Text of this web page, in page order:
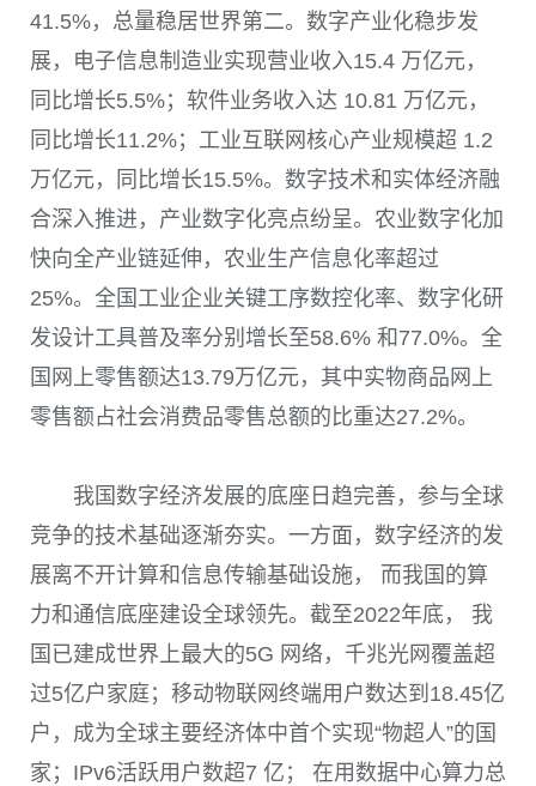
41.5%，总量稳居世界第二。数字产业化稳步发
展，电子信息制造业实现营业收入15.4 万亿元，
同比增长5.5%；软件业务收入达 10.81 万亿元，
同比增长11.2%；工业互联网核心产业规模超 1.2
万亿元，同比增长15.5%。数字技术和实体经济融
合深入推进，产业数字化亮点纷呈。农业数字化加
快向全产业链延伸，农业生产信息化率超过
25%。全国工业企业关键工序数控化率、数字化研
发设计工具普及率分别增长至58.6% 和77.0%。全
国网上零售额达13.79万亿元，其中实物商品网上
零售额占社会消费品零售总额的比重达27.2%。
我国数字经济发展的底座日趋完善，参与全球
竞争的技术基础逐渐夯实。一方面，数字经济的发
展离不开计算和信息传输基础设施， 而我国的算
力和通信底座建设全球领先。截至2022年底， 我
国已建成世界上最大的5G 网络，千兆光网覆盖超
过5亿户家庭；移动物联网终端用户数达到18.45亿
户，成为全球主要经济体中首个实现“物超人”的国
家；IPv6活跃用户数超7 亿； 在用数据中心算力总